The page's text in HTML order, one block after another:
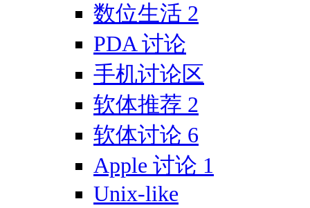
数位生活 2
PDA 讨论
手机讨论区
软体推荐 2
软体讨论 6
Apple 讨论 1
Unix-like